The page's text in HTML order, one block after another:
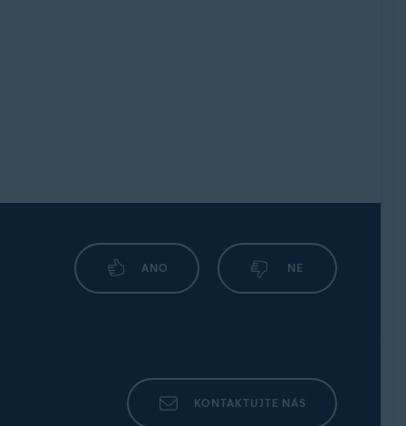
ANO NE
KONTAKTUJTE NÁS